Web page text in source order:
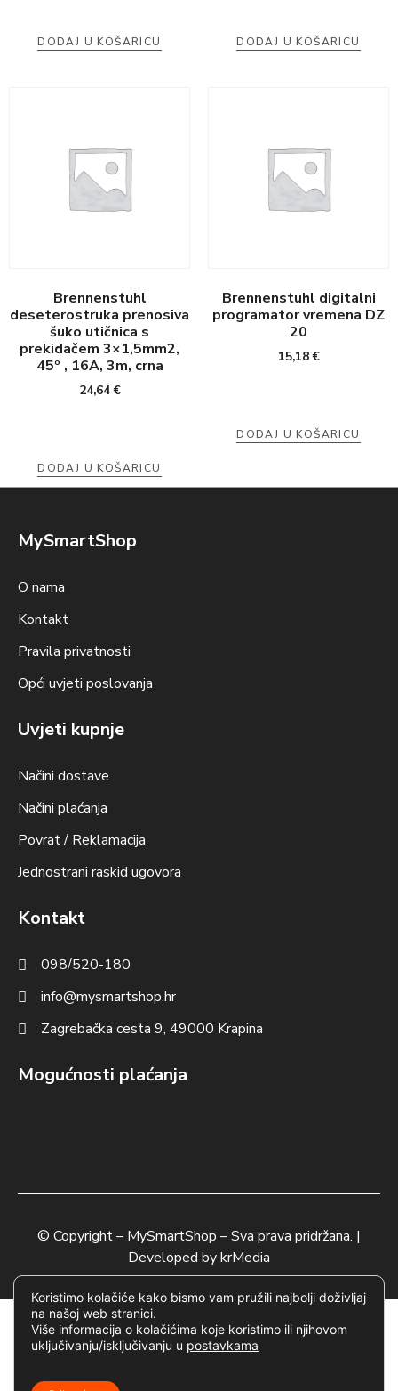
DODAJ U KOŠARICU DODAJ U KOŠARICU
Brennenstuhl
deseterostruka prenosiva
šuko utičnica s
prekidačem 3×1,5mm2,
45º , 16A, 3m, crna
24,64€
DODAJ U KOŠARICU
Brennenstuhl digitalni
programator vremena DZ
20
15,18€
DODAJ U KOŠARICU
MySmartShop
O nama
Kontakt
Pravila privatnosti
Opći uvjeti poslovanja
Uvjeti kupnje
Načini dostave
Načini plaćanja
Povrat / Reklamacija
Jednostrani raskid ugovora
Kontakt
098/520-180
info@mysmartshop.hr
Zagrebačka cesta 9, 49000 Krapina
Mogućnosti plaćanja
© Copyright – MySmartShop – Sva prava pridržana. |
Developed bykrMedia
Koristimo kolačiće kako bismo vam pružili najbolji doživljaj
na našoj web stranici.
Više informacija o kolačićima koje koristimo ili njihovom
uključivanju/isključivanju u postavkama